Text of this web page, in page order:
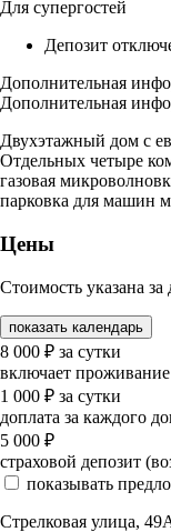
Для супергостей
Депозит
Дополнительная
Дополнительная
Двухэтажный дом с
Отдельных четыре
газовая
парковка для машин
Цены
Стоимость указана
показать календарь
8 000 ₽ за сутки
включает проживание
1 000 ₽ за сутки
доплата за каждого
5 000 ₽
страховой депозит
показывать
Стрелковая улица,